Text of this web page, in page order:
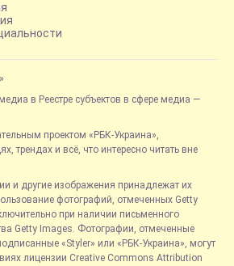
в Реестре субъектов в сфере медиа —
проектом «РБК-Украина»,
трендах и всё, что интересно читать вне
и другие изображения принадлежат их
фотографий, отмеченных Getty
при наличии письменного
Getty Images. Фотографии, отмеченные
«Styler» или «РБК-Украина», могут
лицензии Creative Commons Attribution